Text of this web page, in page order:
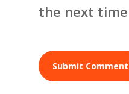
the next